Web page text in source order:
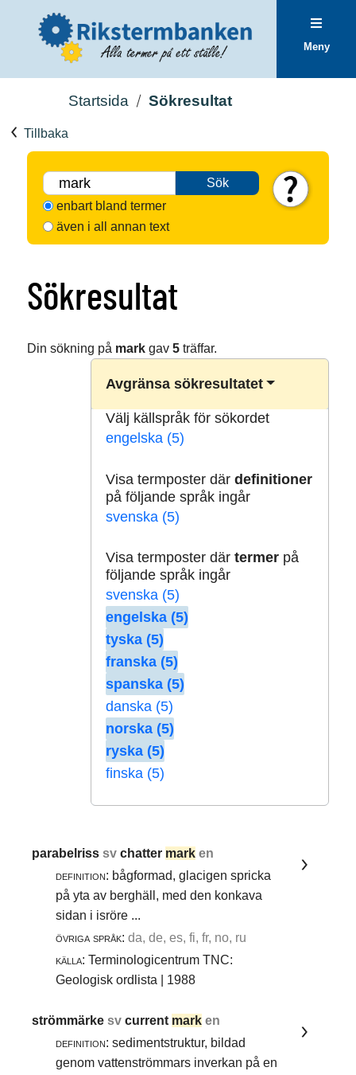
Meny
Startsida Sökresultat
Tillbaka
Sök
enbart bland termer
även i all annan text
Sökresultat
Din sökning på markgav 5träffar.
Avgränsa sökresultatet
Välj källspråk för sökordet
engelska (5)
Visa termposter där definitioner
på följande språk ingår
svenska (5)
Visa termposter där termerpå
följande språk ingår
svenska (5)
engelska (5)
tyska (5)
franska (5)
spanska (5)
danska (5)
norska (5)
ryska (5)
finska (5)
parabelrisssvchatter mark en
definition: bågformad, glacigen spricka
på yta av berghäll, med den konkava
sidan i isröre ...
övriga språk: da, de, es, fi, fr, no, ru
källa: Terminologicentrum TNC:
Geologisk ordlista | 1988
strömmärkesvcurrent mark en
definition: sedimentstruktur, bildad
genom vattenströmmars inverkan på en